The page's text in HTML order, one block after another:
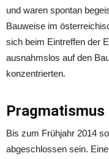
und waren spontan
Bauweise im
sich beim Eintreffen der
ausnahmslos auf den
konzentrierten.
Pragmatismus
Bis zum Frühjahr 2014
abgeschlossen sein.